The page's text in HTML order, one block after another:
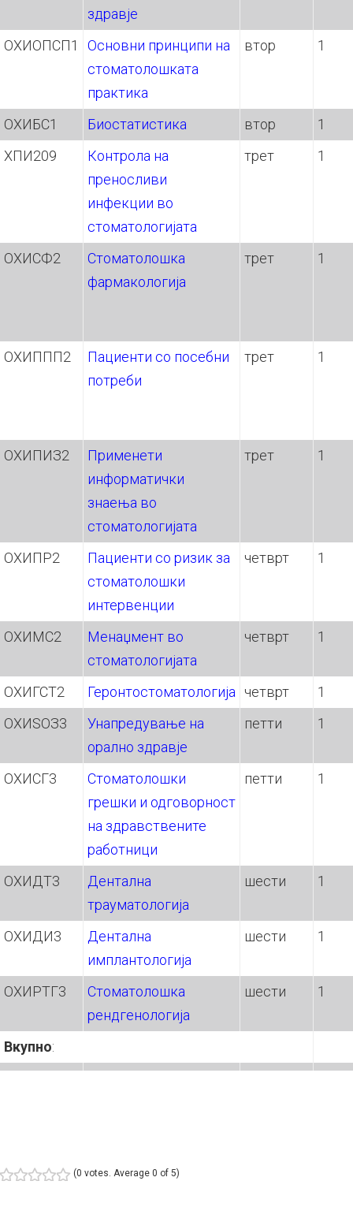
здравје
ОХИОПСП1
Основни принципи на
стоматолошката
практика
втор 1
ОХИБС1 Биостатистика втор
1
ХПИ209
Контрола на
преносливи
инфекции во
стоматологијата
трет 1
ОХИСФ2
Стоматолошка
фармакологија
трет 1
ОХИППП2
Пациенти со посебни
потреби
трет 1
ОХИПИЗ2
Применети
информатички
знаења во
стоматологијата
трет 1
ОХИПР2
Пациенти со ризик за
стоматолошки
интервенции
четврт 1
ОХИМС2
Менаџмент во
стоматологијата
четврт 1
ОХИГСТ2 Геронтостоматологија четврт
1
ОХИЅОЗ3
Унапредување на
орално здравје
петти 1
ОХИСГ3
Стоматолошки
грешки и одговорност
на здравствените
работници
петти 1
ОХИДТ3
Дентална
трауматологија
шести 1
ОХИДИ3
Дентална
имплантологија
шести 1
ОХИРТГ3
Стоматолошка
рендгенологија
шести 1
Вкупно:
(0 votes. Average 0 of 5)